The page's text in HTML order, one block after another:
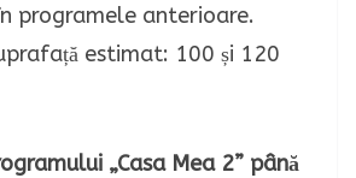
programele anterioare.
estimat: 100 și 120
„Casa Mea 2” până